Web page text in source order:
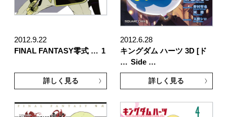
2012.9.22
FINAL FANTASY零式 … 1
詳しく見る
2012.6.28
キングダム ハーツ 3D [ド
… Side …
詳しく見る